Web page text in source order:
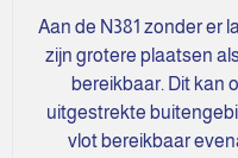
Aan de N381 zonder er
zijn grotere plaatsen
bereikbaar. Dit kan
uitgestrekte
vlot bereikbaar